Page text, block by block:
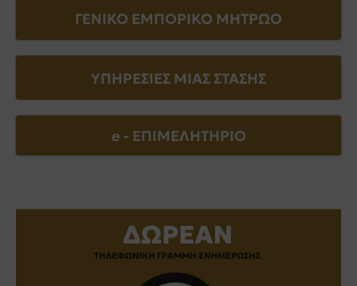
ΓΕΝΙΚΟ ΕΜΠΟΡΙΚΟ ΜΗΤΡΩΟ
ΥΠΗΡΕΣΙΕΣ ΜΙΑΣ ΣΤΑΣΗΣ
e - EΠΙΜΕΛΗΤΗΡΙΟ